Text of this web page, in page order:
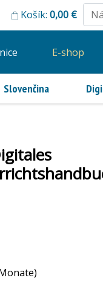
Košík: 0,00 €
E-shop
Slovenčina